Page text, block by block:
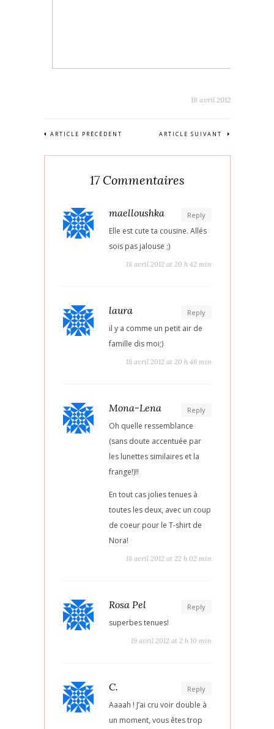
18 avril 2012
ARTICLE PRÉCÉDENT ARTICLE SUIVANT
17 Commentaires
Reply
maelloushka
Elle est cute ta cousine. Allés
sois pas jalouse ;)
18 avril 2012 at 20 h 42 min
Reply
laura
il y a comme un petit air de
famille dis moi;)
18 avril 2012 at 20 h 46 min
Reply
Mona-Lena
Oh quelle ressemblance
(sans doute accentuée par
les lunettes similaires et la
frange!)!!
En tout cas jolies tenues à
toutes les deux, avec un coup
de coeur pour le T-shirt de
Nora!
18 avril 2012 at 22 h 02 min
Reply
Rosa Pel
superbes tenues!
19 avril 2012 at 2 h 10 min
Reply
C.
Aaaah ! J’ai cru voir double à
un moment, vous êtes trop